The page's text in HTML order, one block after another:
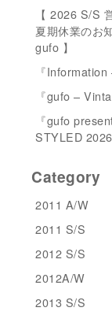
【 2026 S/S
夏期休業のお
gufo 】
『Information
『gufo –
『gufo
STYLED 2026
Category
2011 A/W
2011 S/S
2012 S/S
2012A/W
2013 S/S